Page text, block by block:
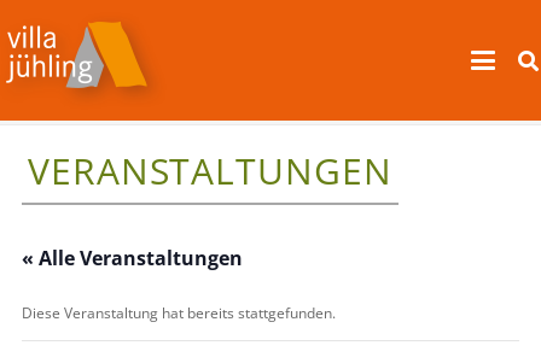
VERANSTALTUNGEN
« Alle Veranstaltungen
Diese Veranstaltung hat bereits stattgefunden.